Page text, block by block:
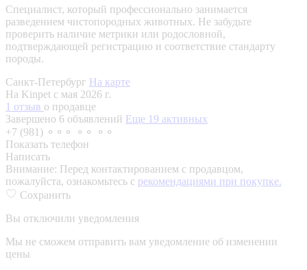
Специалист, который профессионально занимается
разведением чистопородных животных. Не забудьте
проверить наличие метрики или родословной,
подтверждающей регистрацию и соответствие стандарту
породы.
Санкт-Петербург На карте
На Kinpet c мая 2026 г.
1 отзыв о продавце
Завершено 6 объявлений Еще 19 активных
+7 (981) ⚬⚬⚬ ⚬⚬ ⚬⚬
Показать телефон
Написать
Внимание: Перед контактированием с продавцом,
пожалуйста, ознакомьтесь с рекомендациями при покупке.
Сохранить
Вы отключили уведомления
Мы не сможем отправить вам уведомление об изменении
цены